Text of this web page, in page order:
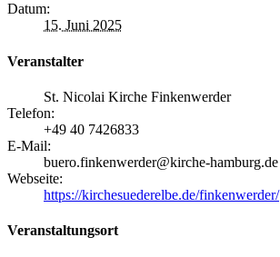
Datum:
15. Juni 2025
Veranstalter
St. Nicolai Kirche Finkenwerder
Telefon:
+49 40 7426833
E-Mail:
buero.finkenwerder@kirche-hamburg.de
Webseite:
https://kirchesuederelbe.de/finkenwerder/
Veranstaltungsort